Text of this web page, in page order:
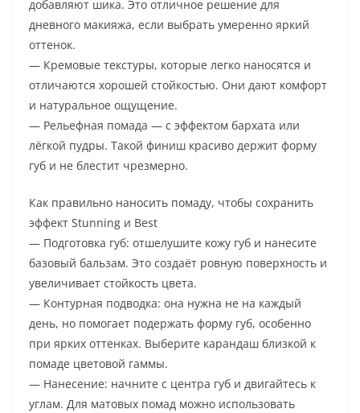
добавляют шика. Это отличное решение для
дневного макияжа, если выбрать умеренно яркий
оттенок.
— Кремовые текстуры, которые легко наносятся и
отличаются хорошей стойкостью. Они дают комфорт
и натуральное ощущение.
— Рельефная помада — с эффектом бархата или
лёгкой пудры. Такой финиш красиво держит форму
губ и не блестит чрезмерно.
Как правильно наносить помаду, чтобы сохранить
эффект Stunning и Best
— Подготовка губ: отшелушите кожу губ и нанесите
базовый бальзам. Это создаёт ровную поверхность и
увеличивает стойкость цвета.
— Контурная подводка: она нужна не на каждый
день, но помогает подержать форму губ, особенно
при ярких оттенках. Выберите карандаш близкой к
помаде цветовой гаммы.
— Нанесение: начните с центра губ и двигайтесь к
углам. Для матовых помад можно использовать